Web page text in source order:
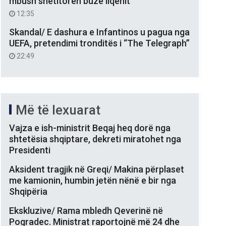
12:35
Skandal/ E dashura e Infantinos u pagua nga
UEFA, pretendimi tronditës i “The Telegraph”
22:49
Më të lexuarat
Vajza e ish-ministrit Beqaj heq dorë nga
shtetësia shqiptare, dekreti miratohet nga
Presidenti
Aksident tragjik në Greqi/ Makina përplaset
me kamionin, humbin jetën nënë e bir nga
Shqipëria
Ekskluzive/ Rama mbledh Qeverinë në
Pogradec. Ministrat raportojnë më 24 dhe